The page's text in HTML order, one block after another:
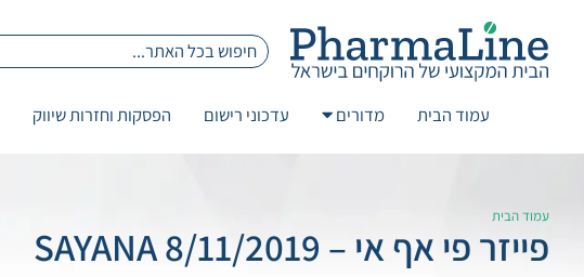
עמוד הבית מדורים עדכוני רישום הפסקות וחזרות שיווק
עמוד הבית
פייזר פי אף אי – 8/11/2019 SAYANA